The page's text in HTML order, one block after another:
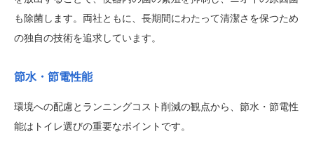
も除菌します。両社ともに、長期間にわたって清潔さを保つため
の独自の技術を追求しています。
節水・節電性能
環境への配慮とランニングコスト削減の観点から、節水・節電性
能はトイレ選びの重要なポイントです。